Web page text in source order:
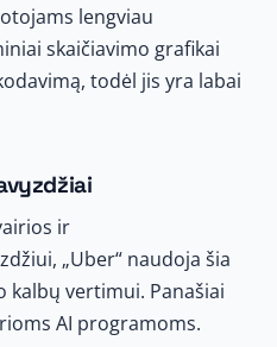
lengviau
skaičiavimo grafikai
todėl jis yra labai
ir
„Uber“ naudoja šia
kalbų vertimui. Panašiai
AI programoms.